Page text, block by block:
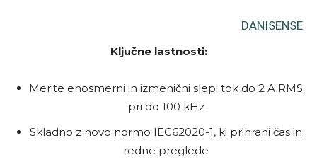
DANISENSE
Ključne lastnosti:
Merite enosmerni in izmenični slepi tok do 2 A RMS
pri do 100 kHz
Skladno z novo normo IEC62020-1, ki prihrani čas in
redne preglede